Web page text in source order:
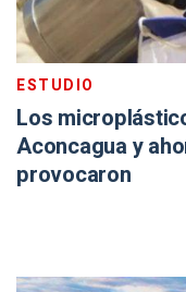
ESTUDIO
Los
Aconcagua y
provocaron